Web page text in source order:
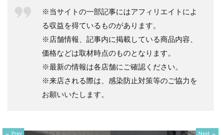
※当サイトの一部記事にはアフィリエイトによ
る収益を得ているものがあります。
※店舗情報、記事内に掲載している商品内容、
価格などは取材時点のものとなります。
※最新の情報は各店舗にご確認ください。
※来店される際は、感染防止対策等のご協力を
お願いいたします。
Prev Next